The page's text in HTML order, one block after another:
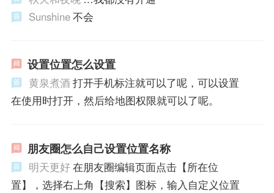
Sunshine不会
设置位置怎么设置
黄泉煮酒 打开手机标注就可以了呢，可以设置
在使用时打开，然后给地图权限就可以了呢。
朋友圈怎么自己设置位置名称
明天更好在朋友圈编辑页面点击【所在位
置】，选择右上角【搜索】图标，输入自定义位置